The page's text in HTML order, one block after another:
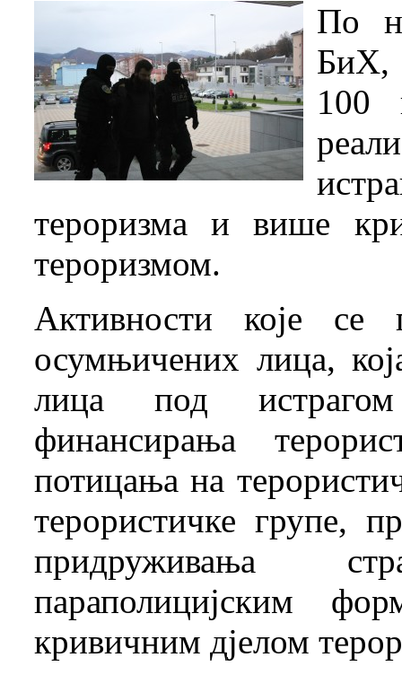
По
БиХ,
100
тероризма и више
тероризмом.
Активности које
осумњичених лица,
лица под
финансирања
потицања на
терористичке групе,
придруживања
параполицијским
кривичним дјелом